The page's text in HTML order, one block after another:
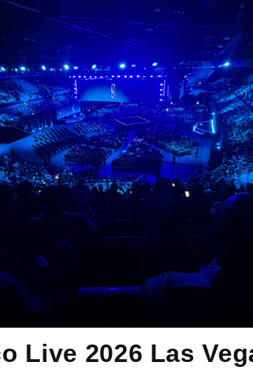
Live 2026 Las